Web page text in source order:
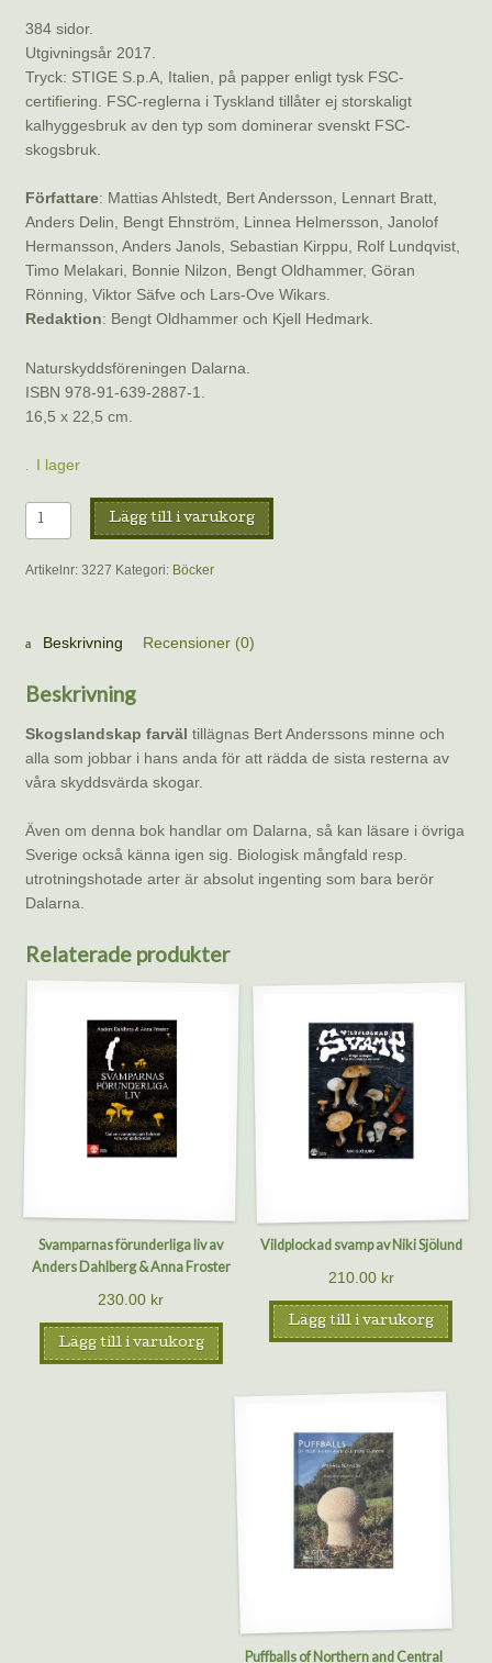
384 sidor.
Utgivningsår 2017.
Tryck: STIGE S.p.A, Italien, på papper enligt tysk FSC-
certifiering. FSC-reglerna i Tyskland tillåter ej storskaligt
kalhyggesbruk av den typ som dominerar svenskt FSC-
skogsbruk.
Författare: Mattias Ahlstedt, Bert Andersson, Lennart Bratt,
Anders Delin, Bengt Ehnström, Linnea Helmersson, Janolof
Hermansson, Anders Janols, Sebastian Kirppu, Rolf Lundqvist,
Timo Melakari, Bonnie Nilzon, Bengt Oldhammer, Göran
Rönning, Viktor Säfve och Lars-Ove Wikars.
Redaktion: Bengt Oldhammer och Kjell Hedmark.
Naturskyddsföreningen Dalarna.
ISBN 978-91-639-2887-1.
16,5 x 22,5 cm.
I lager
Skogslandskap
farväl,
16
i
Dalaskogen
mängd
Lägg till i varukorg
Artikelnr: 3227 Kategori: Böcker
Beskrivning Recensioner (0)
Beskrivning
Skogslandskap farväl tillägnas Bert Anderssons minne och
alla som jobbar i hans anda för att rädda de sista resterna av
våra skyddsvärda skogar.
Även om denna bok handlar om Dalarna, så kan läsare i övriga
Sverige också känna igen sig. Biologisk mångfald resp.
utrotningshotade arter är absolut ingenting som bara berör
Dalarna.
Relaterade produkter
Svamparnas förunderliga liv av
Anders Dahlberg & Anna Froster
230.00 kr
Lägg till i varukorg
Vildplockad svamp av Niki Sjölund
210.00 kr
Lägg till i varukorg
Puffballs of Northern and Central